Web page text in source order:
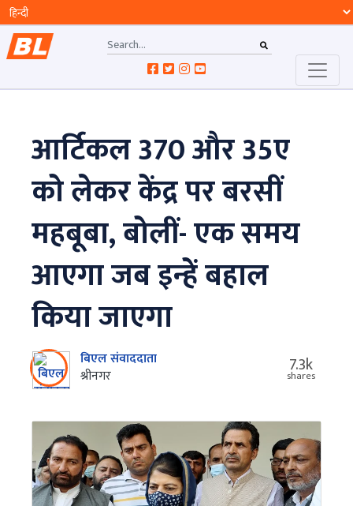
आर्टिकल 370 और 35ए
को लेकर केंद्र पर बरसीं
महबूबा, बोलीं- एक समय
आएगा जब इन्हें बहाल
किया जाएगा
बिएल संवाददाता
श्रीनगर
7.3k
shares